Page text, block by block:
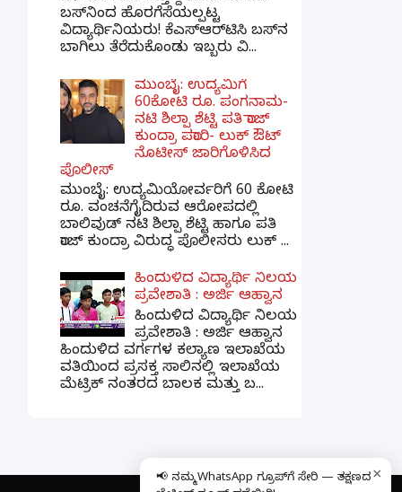
ಬಸ್‌ನಿಂದ ಹೊರಗೆಸೆಯಲ್ಪಟ್ಟ
ವಿದ್ಯಾರ್ಥಿನಿಯರು! ಕೆಎಸ್‌ಆರ್‌ಟಿಸಿ ಬಸ್‌ನ
ಬಾಗಿಲು ತೆರೆದುಕೊಂಡು ಇಬ್ಬರು ವಿ...
ಮುಂಬೈ: ಉದ್ಯಮಿಗೆ
60ಕೋಟಿ ರೂ. ಪಂಗನಾಮ-
ನಟಿ ಶಿಲ್ಪಾ ಶೆಟ್ಟಿ ಪತಿ ರಾಜ್
ಕುಂದ್ರಾ ಪರಾರಿ- ಲುಕ್ ಔಟ್
ನೊಟೀಸ್ ಜಾರಿಗೊಳಿಸಿದ
ಪೊಲೀಸ್
ಮುಂಬೈ: ಉದ್ಯಮಿಯೋರ್ವರಿಗೆ 60 ಕೋಟಿ
ರೂ. ವಂಚನೆಗೈದಿರುವ ಆರೋಪದಲ್ಲಿ
ಬಾಲಿವುಡ್ ನಟಿ ಶಿಲ್ಪಾ ಶೆಟ್ಟಿ ಹಾಗೂ ಪತಿ
ರಾಜ್ ಕುಂದ್ರಾ ವಿರುದ್ಧ ಪೊಲೀಸರು ಲುಕ್ ...
ಹಿಂದುಳಿದ ವಿದ್ಯಾರ್ಥಿ ನಿಲಯ
ಪ್ರವೇಶಾತಿ : ಅರ್ಜಿ ಆಹ್ವಾನ
ಹಿಂದುಳಿದ ವಿದ್ಯಾರ್ಥಿ ನಿಲಯ
ಪ್ರವೇಶಾತಿ : ಅರ್ಜಿ ಆಹ್ವಾನ
ಹಿಂದುಳಿದ ವರ್ಗಗಳ ಕಲ್ಯಾಣ ಇಲಾಖೆಯ
ವತಿಯಿಂದ ಪ್ರಸಕ್ತ ಸಾಲಿನಲ್ಲಿ ಇಲಾಖೆಯ
ಮೆಟ್ರಿಕ್ ನಂತರದ ಬಾಲಕ ಮತ್ತು ಬ...
×
📢 ನಮ್ಮ WhatsApp ಗ್ರೂಪ್‌ಗೆ ಸೇರಿ — ತಕ್ಷಣದ